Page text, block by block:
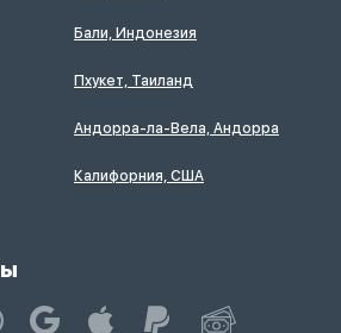
Бали, Индонезия
Пхукет, Таиланд
Андорра-ла-Вела, Андорра
Калифорния, США